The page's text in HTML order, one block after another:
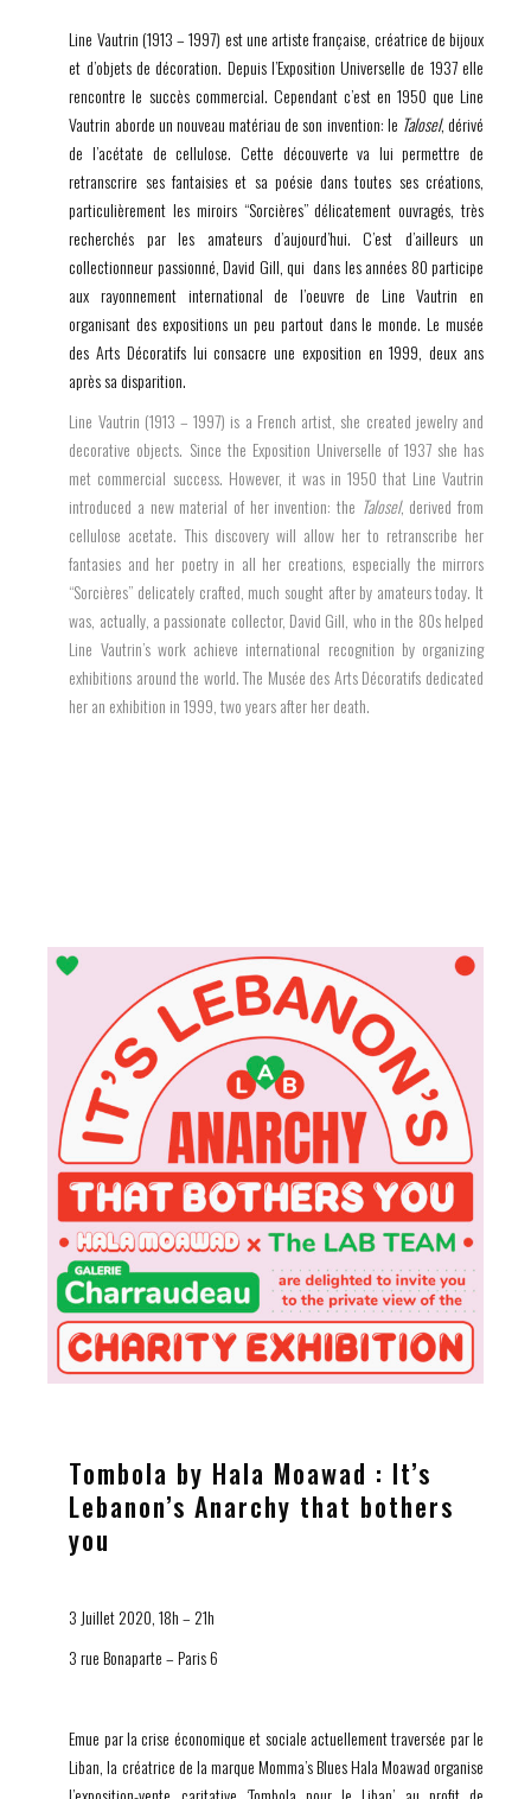
Line Vautrin (1913 – 1997) est une artiste française, créatrice de bijoux
et d’objets de décoration. Depuis l’Exposition Universelle de 1937 elle
rencontre le succès commercial. Cependant c’est en 1950 que Line
Vautrin aborde un nouveau matériau de son invention: le Talosel, dérivé
de l’acétate de cellulose. Cette découverte va lui permettre de
retranscrire ses fantaisies et sa poésie dans toutes ses créations,
particulièrement les miroirs “Sorcières” délicatement ouvragés, très
recherchés par les amateurs d’aujourd’hui. C’est d’ailleurs un
collectionneur passionné, David Gill, qui dans les années 80 participe
aux rayonnement international de l’oeuvre de Line Vautrin en
organisant des expositions un peu partout dans le monde. Le musée
des Arts Décoratifs lui consacre une exposition en 1999, deux ans
après sa disparition.
Line Vautrin (1913 – 1997) is a French artist, she created jewelry and
decorative objects. Since the Exposition Universelle of 1937 she has
met commercial success. However, it was in 1950 that Line Vautrin
introduced a new material of her invention: the Talosel, derived from
cellulose acetate. This discovery will allow her to retranscribe her
fantasies and her poetry in all her creations, especially the mirrors
“Sorcières” delicately crafted, much sought after by amateurs today. It
was, actually, a passionate collector, David Gill, who in the 80s helped
Line Vautrin’s work achieve international recognition by organizing
exhibitions around the world. The Musée des Arts Décoratifs dedicated
her an exhibition in 1999, two years after her death.
Tombola by Hala Moawad : It’s
Lebanon’s Anarchy that bothers
you
3 Juillet 2020, 18h – 21h
3 rue Bonaparte – Paris 6
Emue par la crise économique et sociale actuellement traversée par le
Liban, la créatrice de la marqueMomma’s BluesHala Moawad organise